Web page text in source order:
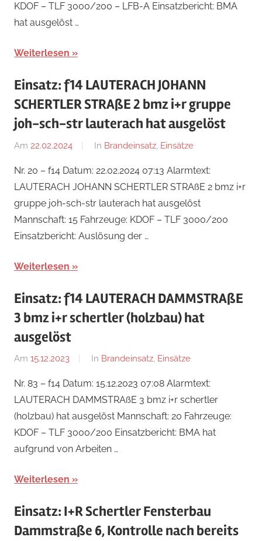
KDOF – TLF 3000/200 – LFB-A Einsatzbericht: BMA
hat ausgelöst …
Weiterlesen
Einsatz: f14 LAUTERACH JOHANN
SCHERTLER STRAßE 2 bmz i+r gruppe
joh-sch-str lauterach hat ausgelöst
Am 22.02.2024
Von
Steiner
In Brandeinsatz Einsätze
Nr. 20 – f14 Datum: 22.02.2024 07:13 Alarmtext:
LAUTERACH JOHANN SCHERTLER STRAßE 2 bmz i+r
gruppe joh-sch-str lauterach hat ausgelöst
Mannschaft: 15 Fahrzeuge: KDOF – TLF 3000/200
Einsatzbericht: Auslösung der …
Weiterlesen
Einsatz: f14 LAUTERACH DAMMSTRAßE
3 bmz i+r schertler (holzbau) hat
ausgelöst
Am 15.12.2023
Von
Steiner
In Brandeinsatz, Einsätze
Nr. 83 – f14 Datum: 15.12.2023 07:08 Alarmtext:
LAUTERACH DAMMSTRAßE 3 bmz i+r schertler
(holzbau) hat ausgelöst Mannschaft: 20 Fahrzeuge:
KDOF – TLF 3000/200 Einsatzbericht: BMA hat
aufgrund von Arbeiten …
Weiterlesen
Einsatz: I+R Schertler Fensterbau
Dammstraße 6, Kontrolle nach bereits